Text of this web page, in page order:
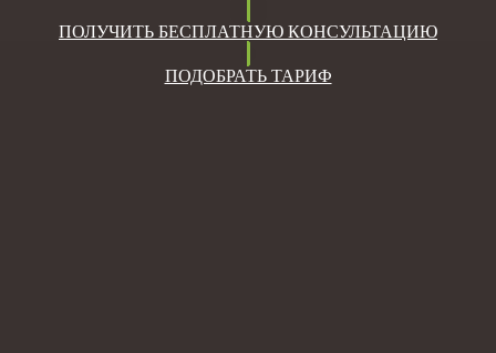
ПОЛУЧИТЬ БЕСПЛАТНУЮ КОНСУЛЬТАЦИЮ
ПОДОБРАТЬ ТАРИФ